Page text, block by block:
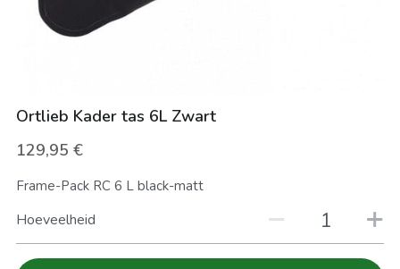
FIETS VERZEKEREN
Zoeken
Ortlieb Kader tas 6L Zwart
129,95 €
Frame-Pack RC 6 L black-matt
Hoeveelheid